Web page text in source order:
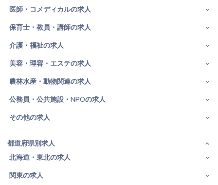
医師・コメディカルの求人
保育士・教員・講師の求人
介護・福祉の求人
美容・理容・エステの求人
農林水産・動物関連の求人
公務員・公共施設・NPOの求人
その他の求人
都道府県別求人
北海道・東北の求人
関東の求人